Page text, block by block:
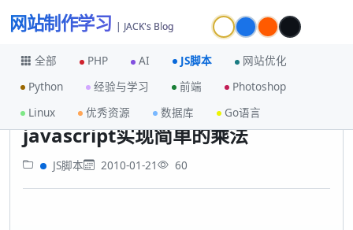
网站制作学习 | JACK's Blog
全部 PHP AI JS脚本
网站优化
Python
经验与学习 前端
Photoshop
Linux
优秀资源 数据库 Go语言
首页 javascript实现简单的乘法
javascript实现简单的乘法
JS脚本 2010-01-21 60